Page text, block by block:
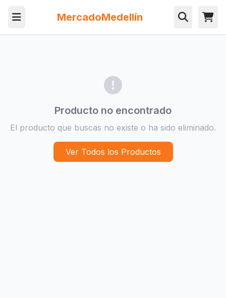
MercadoMedellín
Producto no encontrado
El producto que buscas no existe o ha sido eliminado.
Ver Todos los Productos